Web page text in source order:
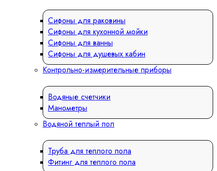
Сифоны для раковины
Сифоны для кухонной мойки
Сифоны для ванны
Сифоны для душевых кабин
Контрольно-измерительные приборы
Водяные счетчики
Манометры
Водяной теплый пол
Труба для теплого пола
Фитинг для теплого пола